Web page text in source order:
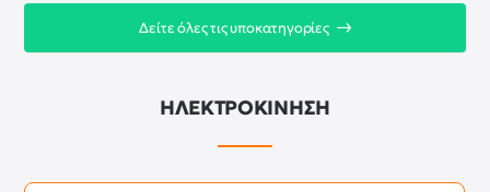
Δείτε όλες τις υποκατηγορίες
ΗΛΕΚΤΡΟΚΙΝΗΣΗ